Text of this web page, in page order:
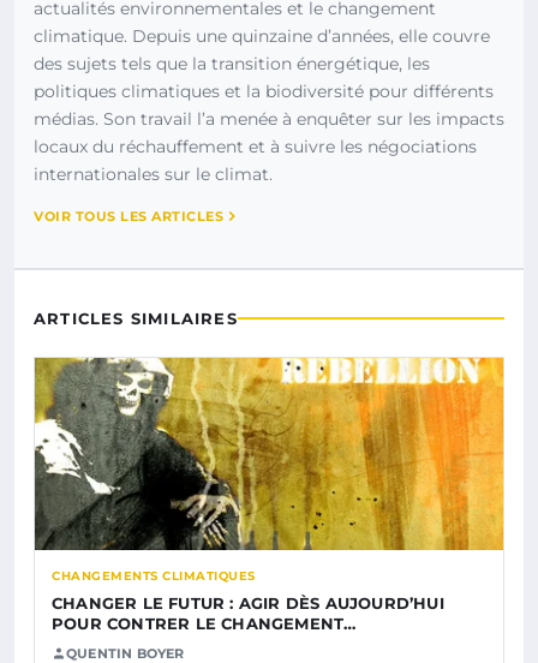
actualités environnementales et le changement
climatique. Depuis une quinzaine d’années, elle couvre
des sujets tels que la transition énergétique, les
politiques climatiques et la biodiversité pour différents
médias. Son travail l’a menée à enquêter sur les impacts
locaux du réchauffement et à suivre les négociations
internationales sur le climat.
VOIR TOUS LES ARTICLES
ARTICLES SIMILAIRES
CHANGEMENTS CLIMATIQUES
CHANGER LE FUTUR : AGIR DÈS AUJOURD’HUI
POUR CONTRER LE CHANGEMENT…
QUENTIN BOYER